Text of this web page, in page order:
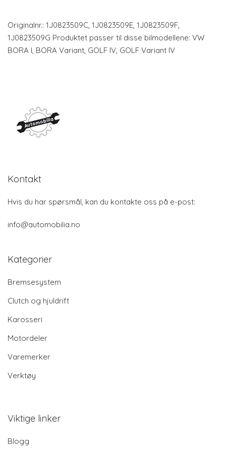
Originalnr.: 1J0823509C, 1J0823509E, 1J0823509F,
1J0823509G Produktet passer til disse bilmodellene: VW
BORA I, BORA Variant, GOLF IV, GOLF Variant IV
Kontakt
Hvis du har spørsmål, kan du kontakte oss på e-post:
info@automobilia.no
Kategorier
Bremsesystem
Clutch og hjuldrift
Karosseri
Motordeler
Varemerker
Verktøy
Viktige linker
Blogg